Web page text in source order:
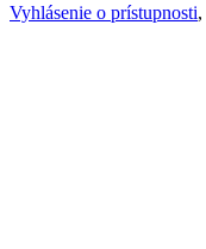
Vyhlásenie o prístupnosti,